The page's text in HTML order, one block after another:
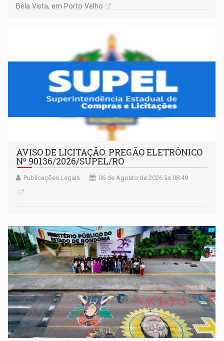
Bela Vista, em Porto Velho
AVISO DE LICITAÇÃO: PREGÃO ELETRÔNICO
Nº 90136/2026/SUPEL/RO
Publicações Legais 06 de Agosto de 2026 às 08:49